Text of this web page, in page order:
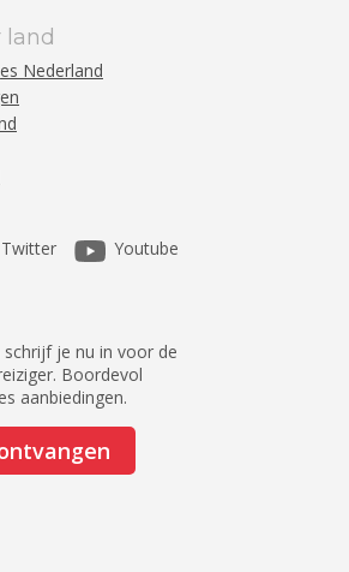
land
Nederland
Twitter Youtube
je nu in voor de
Boordevol
aanbiedingen.